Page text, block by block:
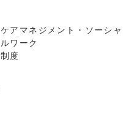
ケアマネジメント・ソーシャ
ルワーク
制度